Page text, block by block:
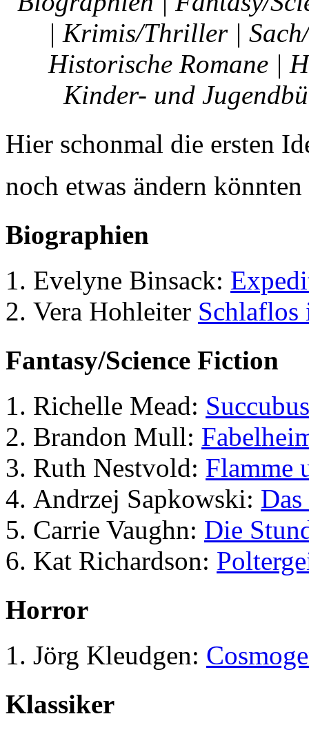
| Krimis/Thriller |
Historische Romane |
Kinder- und
Hier schonmal die ersten
noch etwas ändern könnten
Biographien
Evelyne Binsack:
Vera Hohleiter Schlaflos
Fantasy/Science Fiction
Richelle Mead:
Brandon Mull:
Ruth Nestvold: Flamme
Andrzej Sapkowski:
Carrie Vaughn: Die
Kat Richardson:
Horror
Jörg Kleudgen:
Klassiker